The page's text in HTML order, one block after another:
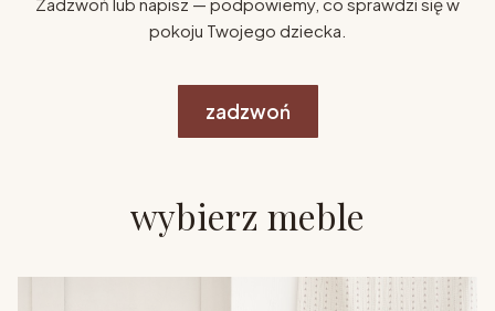
pokoju Twojego dziecka.
zadzwoń
wybierz meble